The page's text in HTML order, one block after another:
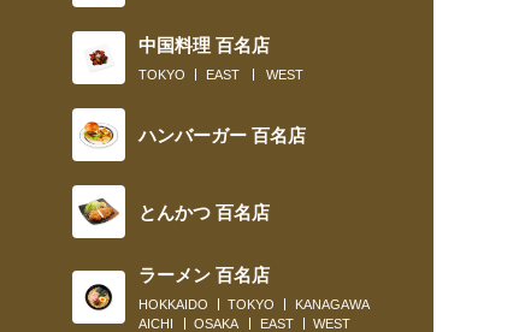
中国料理 百名店
TOKYO EAST WEST
ハンバーガー 百名店
とんかつ 百名店
ラーメン 百名店
HOKKAIDO TOKYO
KANAGAWA
AICHI
OSAKA EAST WEST